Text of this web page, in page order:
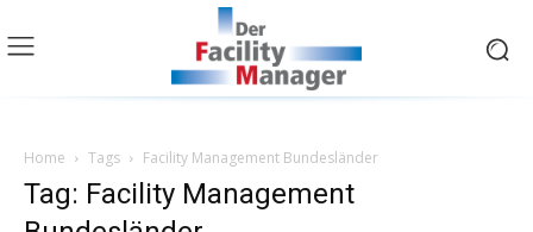
Home Tags Facility Management Bundesländer
Tag: Facility Management